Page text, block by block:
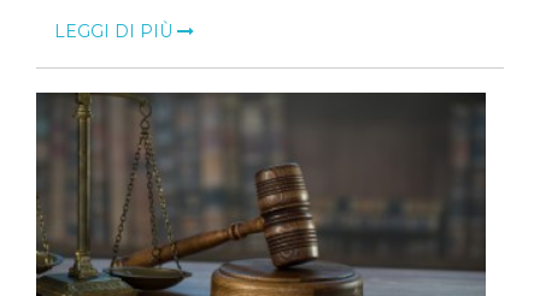
LEGGI DI PIÙ